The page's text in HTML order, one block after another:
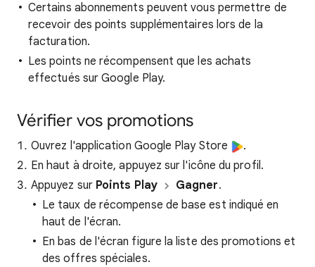
Certains abonnements peuvent vous permettre de
recevoir des points supplémentaires lors de la
facturation.
Les points ne récompensent que les achats
effectués sur Google Play.
Vérifier vos promotions
Ouvrez l'application Google Play Store
.
En haut à droite, appuyez sur l'icône du profil.
Appuyez sur Points Play Gagner.
Le taux de récompense de base est indiqué en
haut de l'écran.
En bas de l'écran figure la liste des promotions et
des offres spéciales.